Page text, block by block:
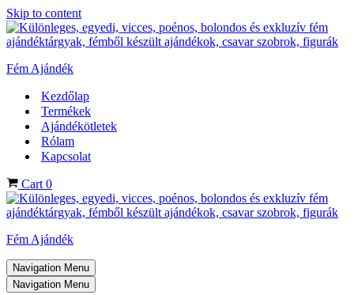
Skip to content
Fém Ajándék
Kezdőlap
Termékek
Ajándékötletek
Rólam
Kapcsolat
Cart 0
Fém Ajándék
Navigation Menu
Navigation Menu